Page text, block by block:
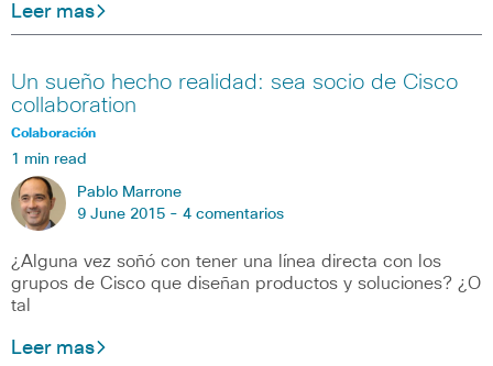
Leer mas
Un sueño hecho realidad: sea socio de Cisco
collaboration
Colaboración
1 min read
Pablo Marrone
9 June 2015 - 4 comentarios
¿Alguna vez soñó con tener una línea directa con los
grupos de Cisco que diseñan productos y soluciones? ¿O
tal
Leer mas